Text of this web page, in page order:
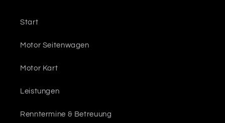
Start
Motor Seitenwagen
Motor Kart
Leistungen
Renntermine & Betreuung